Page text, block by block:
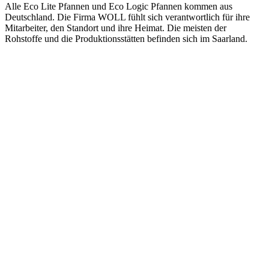
Alle Eco Lite Pfannen und Eco Logic Pfannen kommen aus
Deutschland. Die Firma WOLL fühlt sich verantwortlich für ihre
Mitarbeiter, den Standort und ihre Heimat. Die meisten der
Rohstoffe und die Produktionsstätten befinden sich im Saarland.